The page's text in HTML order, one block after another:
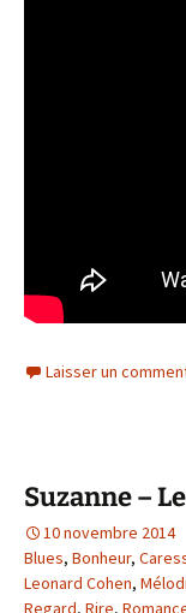
Laisser un
Suzanne –
10 novembre 2014
Blues, Bonheur,
Leonard Cohen,
Regard, Rire,